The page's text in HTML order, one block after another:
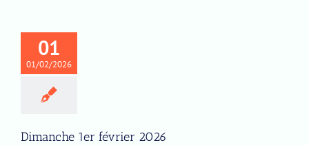
01
01/02/2026
Dimanche 1er février 2026